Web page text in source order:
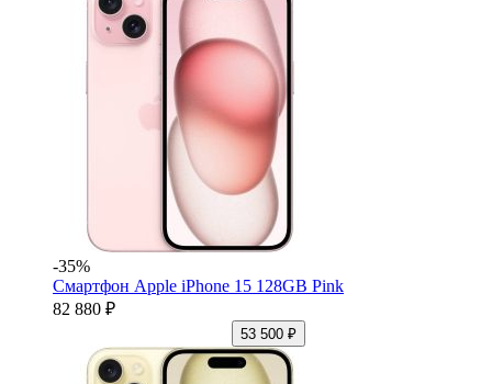
-35%
Смартфон Apple iPhone 15 128GB Pink
82 880 ₽
53 500 ₽